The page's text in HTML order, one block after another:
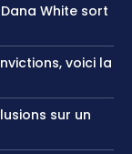
White sort
voici la
sur un